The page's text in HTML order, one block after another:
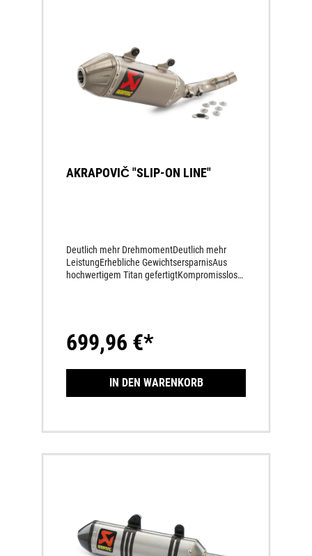
AKRAPOVIČ "SLIP-ON LINE"
Deutlich mehr DrehmomentDeutlich mehr
LeistungErhebliche GewichtsersparnisAus
hochwertigem Titan gefertigtKompromissloser
699,96 €*
IN DEN WARENKORB